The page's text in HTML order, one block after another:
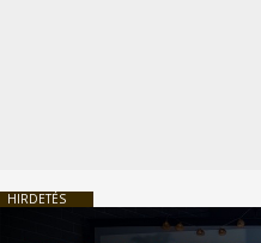
HIRDETÉS